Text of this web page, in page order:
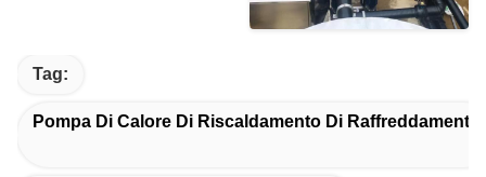
Tag:
Pompa Di Calore Di Riscaldamento Di Raffreddamento